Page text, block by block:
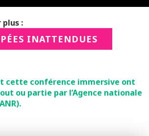
plus :
INATTENDUES
cette conférence immersive ont
ou partie par l’Agence nationale